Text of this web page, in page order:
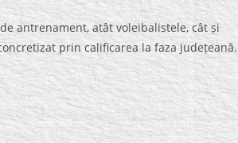
antrenament, atât voleibalistele, cât și
prin calificarea la faza județeană.